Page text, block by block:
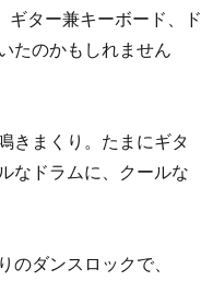
ター兼キーボード、ド
たのかもしれません
きまくり。たまにギタ
なドラムに、クールな
ダンスロックで、